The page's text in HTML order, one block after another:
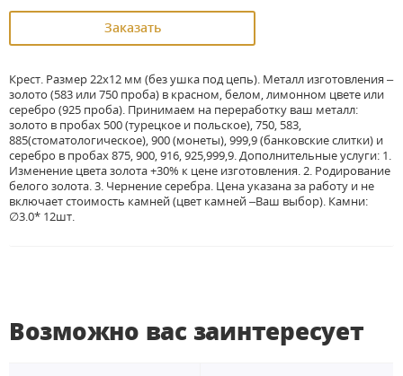
Заказать
Крест. Размер 22х12 мм (без ушка под цепь). Металл изготовления –
золото (583 или 750 проба) в красном, белом, лимонном цвете или
серебро (925 проба). Принимаем на переработку ваш металл:
золото в пробах 500 (турецкое и польское), 750, 583,
885(стоматологическое), 900 (монеты), 999,9 (банковские слитки) и
серебро в пробах 875, 900, 916, 925,999,9. Дополнительные услуги: 1.
Изменение цвета золота +30% к цене изготовления. 2. Родирование
белого золота. 3. Чернение серебра. Цена указана за работу и не
включает стоимость камней (цвет камней –Ваш выбор). Камни:
∅3.0* 12шт.
Возможно вас заинтересует